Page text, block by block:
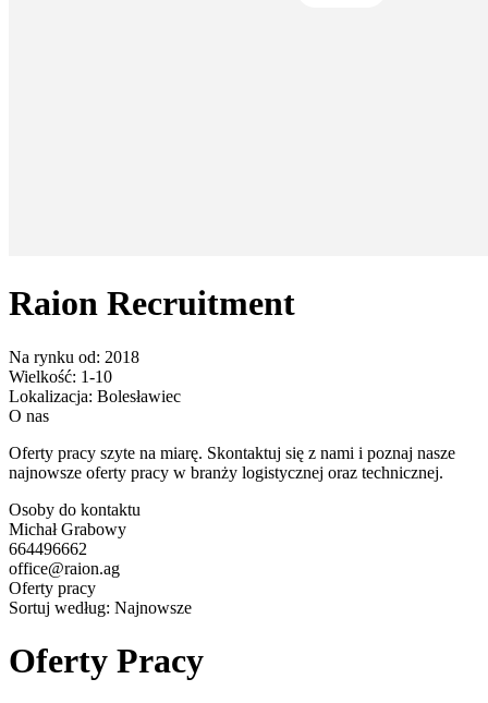
Raion Recruitment
Na rynku od: 2018
Wielkość: 1-10
Lokalizacja: Bolesławiec
O nas
Oferty pracy szyte na miarę. Skontaktuj się z nami i poznaj nasze
najnowsze oferty pracy w branży logistycznej oraz technicznej.
Osoby do kontaktu
Michał Grabowy
664496662
office@raion.ag
Oferty pracy
Sortuj według: Najnowsze
Oferty Pracy